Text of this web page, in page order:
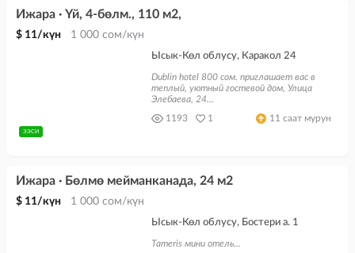
Ижара · Үй, 4-бөлм., 110 м2,
$ 11/күн 1 000 сом/күн
ЭЭСИ
Ысык-Көл облусу, Каракол 24
Dublin hotel 800 сом. приглашает вас в
теплый, уютный гостевой дом, Улица
Элебаева, 24...
1193
1 11 саат мурун
Ижара · Бөлмө мейманканада, 24 м2
$ 11/күн 1 000 сом/күн
Ысык-Көл облусу, Бостери а. 1
Tameris мини отель...